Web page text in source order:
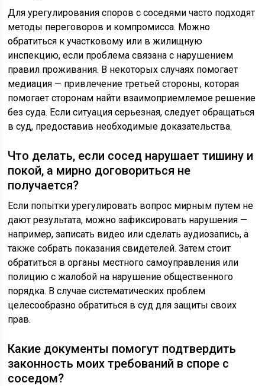
Для урегулирования споров с соседями часто подходят
методы переговоров и компромисса. Можно
обратиться к участковому или в жилищную
инспекцию, если проблема связана с нарушением
правил проживания. В некоторых случаях помогает
медиация — привлечение третьей стороны, которая
помогает сторонам найти взаимоприемлемое решение
без суда. Если ситуация серьезная, следует обращаться
в суд, предоставив необходимые доказательства.
Что делать, если сосед нарушает тишину и
покой, а мирно договориться не
получается?
Если попытки урегулировать вопрос мирным путем не
дают результата, можно зафиксировать нарушения —
например, записать видео или сделать аудиозапись, а
также собрать показания свидетелей. Затем стоит
обратиться в органы местного самоуправления или
полицию с жалобой на нарушение общественного
порядка. В случае систематических проблем
целесообразно обратиться в суд для защиты своих
прав.
Какие документы помогут подтвердить
законность моих требований в споре с
соседом?